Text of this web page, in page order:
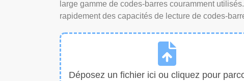
large gamme de codes-barres couramment
rapidement des capacités de lecture de codes-
Déposez un fichier ici ou cliquez pour